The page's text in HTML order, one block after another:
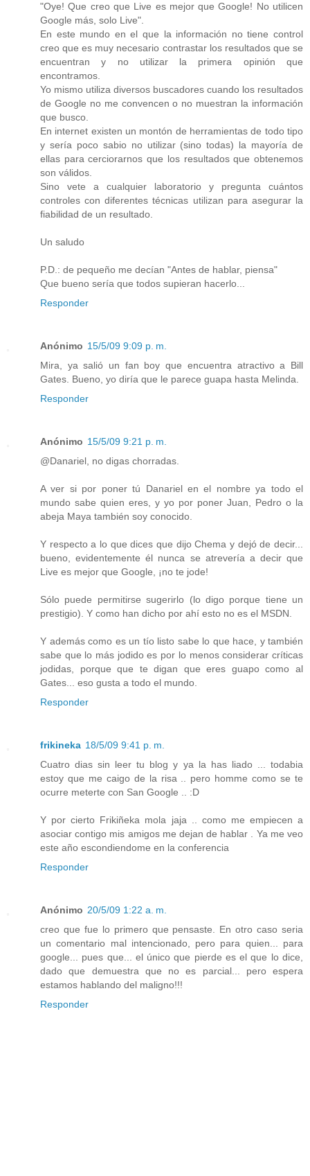
"Oye! Que creo que Live es mejor que Google! No utilicen
Google más, solo Live".
En este mundo en el que la información no tiene control
creo que es muy necesario contrastar los resultados que se
encuentran y no utilizar la primera opinión que
encontramos.
Yo mismo utiliza diversos buscadores cuando los resultados
de Google no me convencen o no muestran la información
que busco.
En internet existen un montón de herramientas de todo tipo
y sería poco sabio no utilizar (sino todas) la mayoría de
ellas para cerciorarnos que los resultados que obtenemos
son válidos.
Sino vete a cualquier laboratorio y pregunta cuántos
controles con diferentes técnicas utilizan para asegurar la
fiabilidad de un resultado.
Un saludo
P.D.: de pequeño me decían "Antes de hablar, piensa"
Que bueno sería que todos supieran hacerlo...
Responder
Anónimo 15/5/09 9:09 p. m.
Mira, ya salió un fan boy que encuentra atractivo a Bill
Gates. Bueno, yo diría que le parece guapa hasta Melinda.
Responder
Anónimo 15/5/09 9:21 p. m.
@Danariel, no digas chorradas.
A ver si por poner tú Danariel en el nombre ya todo el
mundo sabe quien eres, y yo por poner Juan, Pedro o la
abeja Maya también soy conocido.
Y respecto a lo que dices que dijo Chema y dejó de decir...
bueno, evidentemente él nunca se atrevería a decir que
Live es mejor que Google, ¡no te jode!
Sólo puede permitirse sugerirlo (lo digo porque tiene un
prestigio). Y como han dicho por ahí esto no es el MSDN.
Y además como es un tío listo sabe lo que hace, y también
sabe que lo más jodido es por lo menos considerar críticas
jodidas, porque que te digan que eres guapo como al
Gates... eso gusta a todo el mundo.
Responder
frikineka 18/5/09 9:41 p. m.
Cuatro dias sin leer tu blog y ya la has liado ... todabia
estoy que me caigo de la risa .. pero homme como se te
ocurre meterte con San Google .. :D
Y por cierto Frikiñeka mola jaja .. como me empiecen a
asociar contigo mis amigos me dejan de hablar . Ya me veo
este año escondiendome en la conferencia
Responder
Anónimo 20/5/09 1:22 a. m.
creo que fue lo primero que pensaste. En otro caso seria
un comentario mal intencionado, pero para quien... para
google... pues que... el único que pierde es el que lo dice,
dado que demuestra que no es parcial... pero espera
estamos hablando del maligno!!!
Responder